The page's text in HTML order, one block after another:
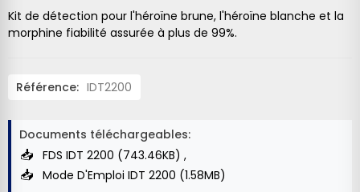
Kit de détection pour l'héroïne brune, l'héroïne blanche et la
morphine fiabilité assurée à plus de 99%.
Référence: IDT2200
Documents téléchargeables:
FDS IDT 2200 (743.46KB)
Mode D'Emploi IDT 2200 (1.58MB)